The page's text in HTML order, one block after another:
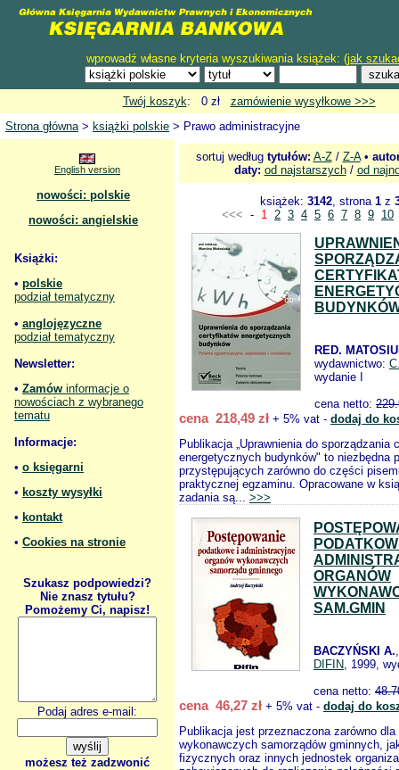
wprowadź własne kryteria wyszukiwania książek: (jak
Twój koszyk: 0 zł zamówienie wysyłkowe >>>
Strona główna> książki polskie > Prawo administracyjne
English version
nowości: polskie
nowości: angielskie
Książki:
• polskie
podział tematyczny
• anglojęzyczne
podział tematyczny
Newsletter:
• Zamów informacje o
nowościach z wybranego
tematu
Informacje:
• o księgarni
• koszty wysyłki
• kontakt
• Cookies na stronie
Szukasz podpowiedzi?
Nie znasz tytułu?
Pomożemy Ci, napisz!
Podaj adres e-mail:
możesz też zadzwonić
sortuj według tytułów: A-Z/ Z-A•
daty: od najstarszych/ od
książek: 3142, strona 1 z
<<< - 1 2 3 4 5 6 7 8 9 10
RED.
wydawnictwo:
wydanie I
cena netto:
cena 218,49 zł + 5% vat - dodaj do
Publikacja „Uprawnienia do sporządzania
energetycznych budynków" to niezbędna
przystępujących zarówno do części
praktycznej egzaminu. Opracowane w
zadania są... >>>
ORGANÓW
SAM.GMIN
BACZYŃSKI A.
DIFIN, 1999,
cena netto:
cena 46,27 zł + 5% vat - dodaj do
Publikacja jest przeznaczona zarówno dla
wykonawczych samorządów gminnych,
fizycznych oraz innych jednostek